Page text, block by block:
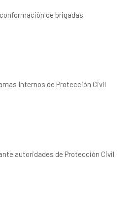
de brigadas
Internos de Protección Civil
autoridades de Protección Civil